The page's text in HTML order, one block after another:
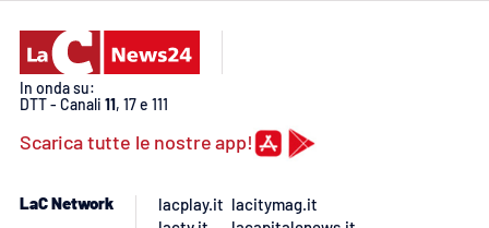
Food
Storie
In onda su:
DTT - Canali 11, 17 e 111
Scarica tutte le nostre app!
LaC Network
lacplay.it lacitymag.it